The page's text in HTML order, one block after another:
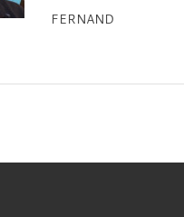
FERNAND